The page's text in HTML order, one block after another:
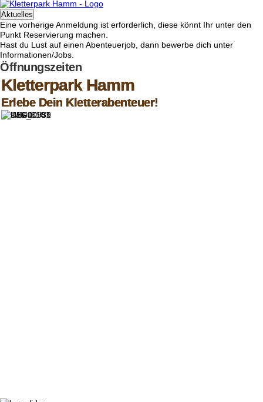
Aktuelles
Eine vorherige Anmeldung ist erforderlich, diese könnt Ihr unter den
Punkt Reservierung machen.
Hast du Lust auf einen Abenteuerjob, dann bewerbe dich unter
Informationen/Jobs.
Öffnungszeiten
Kletterpark Hamm
Erlebe Dein Kletterabenteuer!
Kletterpark Hamm
Erlebe Dein Kletterabenteuer!
Kletterpark Hamm
Erlebe Dein Kletterabenteuer!
Kletterpark Hamm
Erlebe Dein Kletterabenteuer!